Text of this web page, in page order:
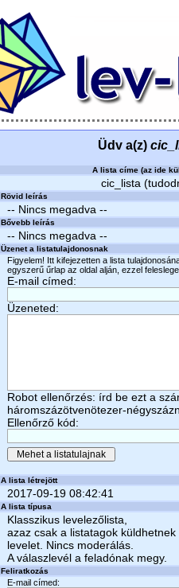
Üdv a(z)
A lista címe (az ide
cic_lista
Rövid leírás
-- Nincs megadva --
Bővebb leírás
-- Nincs megadva --
Üzenet a listatulajdonosnak
Figyelem! Itt kifejezetten a lista
egyszerű űrlap az oldal alján, ezzel
E-mail címed:
Üzeneted:
Robot ellenőrzés: írd be ezt a
háromszázötvenötezer-
Ellenőrző kód:
A lista létrejött
2017-09-19 08:42:41
A lista típusa
Klasszikus levelezőlista,
azaz csak a listatagok küldhetnek
levelet. Nincs moderálás.
A válaszlevél a feladónak megy.
Feliratkozás
E-mail címed: